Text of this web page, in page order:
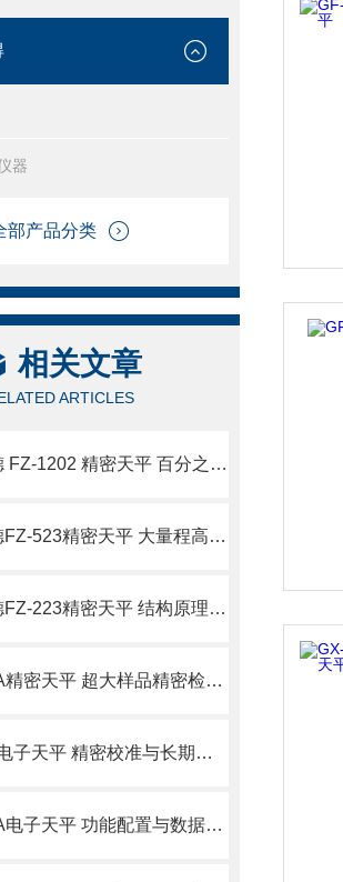
器
部产品分类
相关文章
ARTICLES
AND爱安德 FZ-1202 精密天平 百分之一克大量程称量设备
AND爱安德FZ-523精密天平 大量程高精度称量设备特点
AND爱安德FZ-223精密天平 结构原理与技术特性
GX-10001A精密天平 超大样品精密检测场景应用详解
GX-6001A电子天平 精密校准与长期精度维护技术
GX-10002A电子天平 功能配置与数据精准控制技术